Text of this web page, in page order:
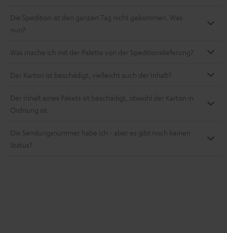
Die Spedition ist den ganzen Tag nicht gekommen. Was
nun?
Was mache ich mit der Palette von der Speditionslieferung?
Der Karton ist beschädigt, vielleicht auch der Inhalt?
Der Inhalt eines Pakets ist beschädigt, obwohl der Karton in
Ordnung ist.
Die Sendungsnummer habe ich - aber es gibt noch keinen
Status?